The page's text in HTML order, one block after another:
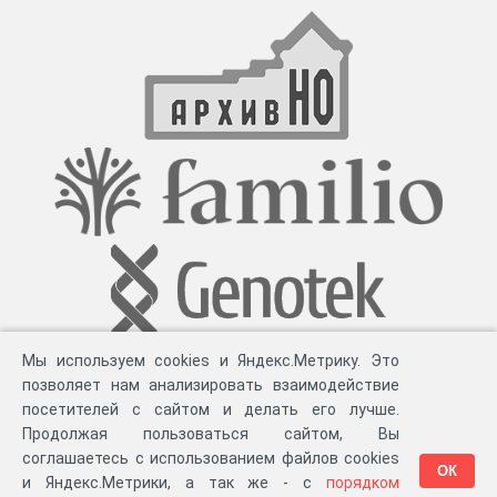
Мы используем cookies и Яндекс.Метрику. Это
позволяет нам анализировать взаимодействие
посетителей с сайтом и делать его лучше.
Продолжая пользоваться сайтом, Вы
соглашаетесь с использованием файлов cookies
и Яндекс.Метрики, а так же - с порядком
ОК